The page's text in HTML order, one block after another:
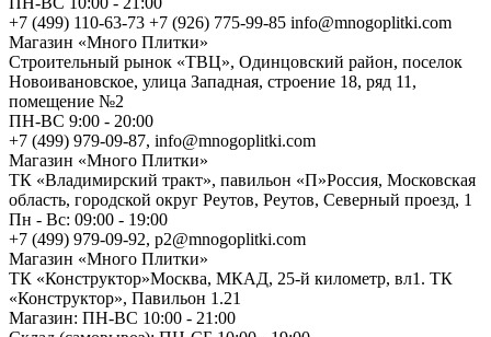
+7 (499) 110-63-73 +7 (926) 775-99-85 info@mnogoplitki.com
Магазин «Много Плитки»
Cтроительный рынок «ТВЦ», Одинцовский район, поселок
Новоивановское, улица Западная, строение 18, ряд 11,
помещение №2
ПН-ВС 9:00 - 20:00
+7 (499) 979-09-87, info@mnogoplitki.com
Магазин «Много Плитки»
ТК «Владимирский тракт», павильон «П»Россия, Московская
область, городской округ Реутов, Реутов, Северный проезд, 1
Пн - Вс: 09:00 - 19:00
+7 (499) 979-09-92, p2@mnogoplitki.com
Магазин «Много Плитки»
ТК «Конструктор»Москва, МКАД, 25-й километр, вл1. ТК
«Конструктор», Павильон 1.21
Магазин: ПН-ВС 10:00 - 21:00